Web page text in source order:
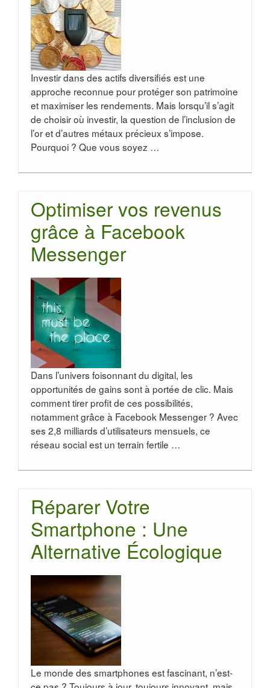
Investir dans des actifs diversifiés est une
approche reconnue pour protéger son patrimoine
et maximiser les rendements. Mais lorsqu’il s’agit
de choisir où investir, la question de l’inclusion de
l’or et d’autres métaux précieux s’impose.
Pourquoi ? Que vous soyez …
Optimiser vos revenus
grâce à Facebook
Messenger
Dans l’univers foisonnant du digital, les
opportunités de gains sont à portée de clic. Mais
comment tirer profit de ces possibilités,
notamment grâce à Facebook Messenger ? Avec
ses 2,8 milliards d’utilisateurs mensuels, ce
réseau social est un terrain fertile …
Réparer Votre
Smartphone : Une
Alternative Écologique
Le monde des smartphones est fascinant, n’est-